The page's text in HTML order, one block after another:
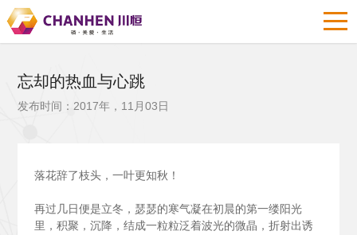
忘却的热血与心跳
发布时间：2017年，11月03日
落花辞了枝头，一叶更知秋！
再过几日便是立冬，瑟瑟的寒气凝在初晨的第一缕阳光
里，积聚，沉降，结成一粒粒泛着波光的微晶，折射出诱